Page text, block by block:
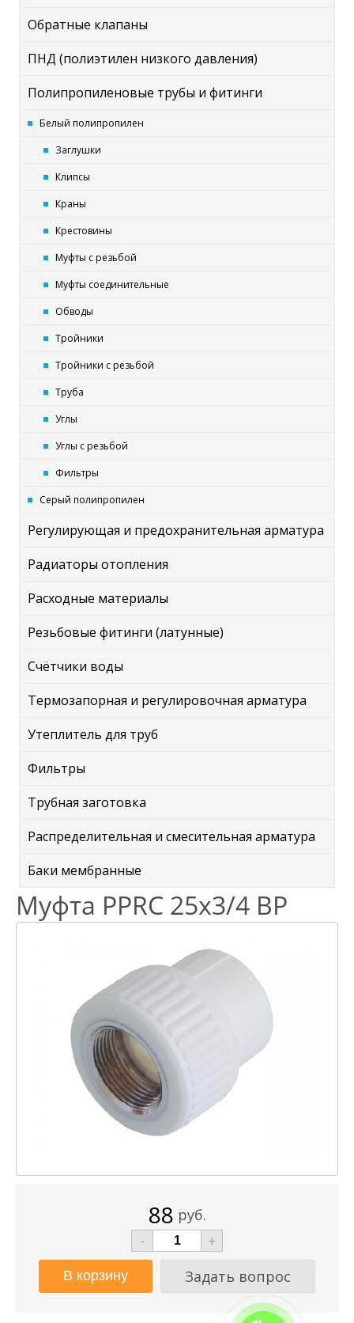
Обратные клапаны
ПНД (полиэтилен низкого давления)
Полипропиленовые трубы и фитинги
Белый полипропилен
Заглушки
Клипсы
Краны
Крестовины
Муфты с резьбой
Муфты соединительные
Обводы
Тройники
Тройники с резьбой
Труба
Углы
Углы с резьбой
Фильтры
Серый полипропилен
Регулирующая и предохранительная арматура
Радиаторы отопления
Расходные материалы
Резьбовые фитинги (латунные)
Счётчики воды
Термозапорная и регулировочная арматура
Утеплитель для труб
Фильтры
Трубная заготовка
Распределительная и смесительная арматура
Баки мембранные
Муфта PPRC 25х3/4 ВР
88 руб.
-
+
Задать вопрос